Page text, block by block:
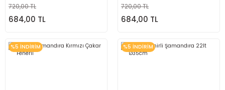
720,00 TL
684,00 TL
720,00 TL
684,00 TL
%5 İNDİRİM %5 İNDİRİM